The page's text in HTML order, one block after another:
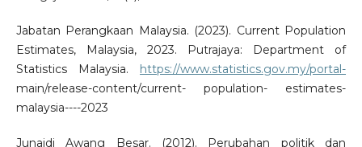
Jabatan Perangkaan Malaysia. (2023). Current Population
Estimates, Malaysia, 2023. Putrajaya: Department of
Statistics Malaysia. https://www.statistics.gov.my/portal-
main/release-content/current- population- estimates-
malaysia----2023
Junaidi Awang Besar. (2012). Perubahan politik dan